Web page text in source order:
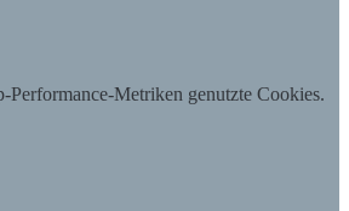
Performance-Metriken genutzte Cookies.